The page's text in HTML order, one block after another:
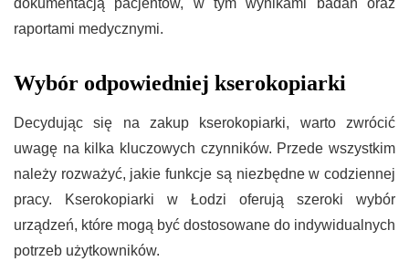
dokumentacją pacjentów, w tym wynikami badań oraz
raportami medycznymi.
Wybór odpowiedniej kserokopiarki
Decydując się na zakup kserokopiarki, warto zwrócić
uwagę na kilka kluczowych czynników. Przede wszystkim
należy rozważyć, jakie funkcje są niezbędne w codziennej
pracy. Kserokopiarki w Łodzi oferują szeroki wybór
urządzeń, które mogą być dostosowane do indywidualnych
potrzeb użytkowników.